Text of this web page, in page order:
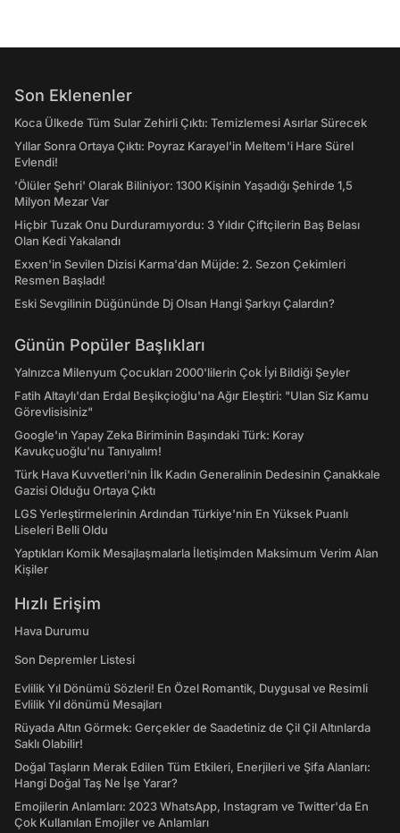
Son Eklenenler
Koca Ülkede Tüm Sular Zehirli Çıktı: Temizlemesi Asırlar Sürecek
Yıllar Sonra Ortaya Çıktı: Poyraz Karayel'in Meltem'i Hare Sürel
Evlendi!
'Ölüler Şehri' Olarak Biliniyor: 1300 Kişinin Yaşadığı Şehirde 1,5
Milyon Mezar Var
Hiçbir Tuzak Onu Durduramıyordu: 3 Yıldır Çiftçilerin Baş Belası
Olan Kedi Yakalandı
Exxen'in Sevilen Dizisi Karma'dan Müjde: 2. Sezon Çekimleri
Resmen Başladı!
Eski Sevgilinin Düğününde Dj Olsan Hangi Şarkıyı Çalardın?
Günün Popüler Başlıkları
Yalnızca Milenyum Çocukları 2000'lilerin Çok İyi Bildiği Şeyler
Fatih Altaylı'dan Erdal Beşikçioğlu'na Ağır Eleştiri: "Ulan Siz Kamu
Görevlisisiniz"
Google'ın Yapay Zeka Biriminin Başındaki Türk: Koray
Kavukçuoğlu'nu Tanıyalım!
Türk Hava Kuvvetleri'nin İlk Kadın Generalinin Dedesinin Çanakkale
Gazisi Olduğu Ortaya Çıktı
LGS Yerleştirmelerinin Ardından Türkiye'nin En Yüksek Puanlı
Liseleri Belli Oldu
Yaptıkları Komik Mesajlaşmalarla İletişimden Maksimum Verim Alan
Kişiler
Hızlı Erişim
Hava Durumu
Son Depremler Listesi
Evlilik Yıl Dönümü Sözleri! En Özel Romantik, Duygusal ve Resimli
Evlilik Yıl dönümü Mesajları
Rüyada Altın Görmek: Gerçekler de Saadetiniz de Çil Çil Altınlarda
Saklı Olabilir!
Doğal Taşların Merak Edilen Tüm Etkileri, Enerjileri ve Şifa Alanları:
Hangi Doğal Taş Ne İşe Yarar?
Emojilerin Anlamları: 2023 WhatsApp, Instagram ve Twitter'da En
Çok Kullanılan Emojiler ve Anlamları